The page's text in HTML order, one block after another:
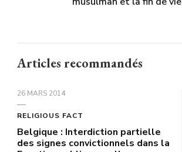
Articles recommandés
26 MARS 2014
RELIGIOUS FACT
Belgique : Interdiction partielle
des signes convictionnels dans la